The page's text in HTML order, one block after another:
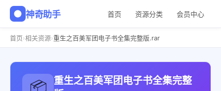
神奇助手 首页 资源分类 会员中心
首页›相关资源›重生之百美军团电子书全集完整版.rar
重生之百美军团电子书全集完整